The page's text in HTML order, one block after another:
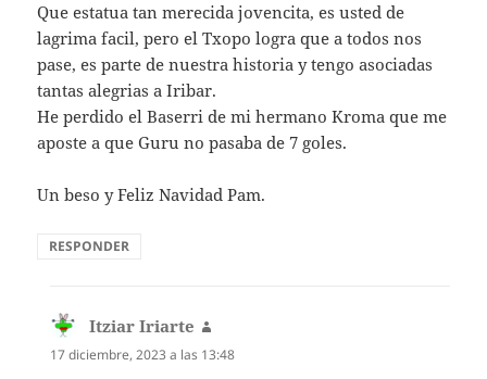
Que estatua tan merecida jovencita, es usted de
lagrima facil, pero el Txopo logra que a todos nos
pase, es parte de nuestra historia y tengo asociadas
tantas alegrias a Iribar.
He perdido el Baserri de mi hermano Kroma que me
aposte a que Guru no pasaba de 7 goles.
Un beso y Feliz Navidad Pam.
RESPONDER
Itziar Iriarte
17 diciembre, 2023 a las 13:48